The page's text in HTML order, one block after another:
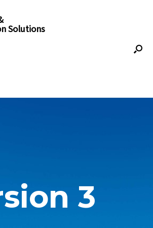
Solutions
3